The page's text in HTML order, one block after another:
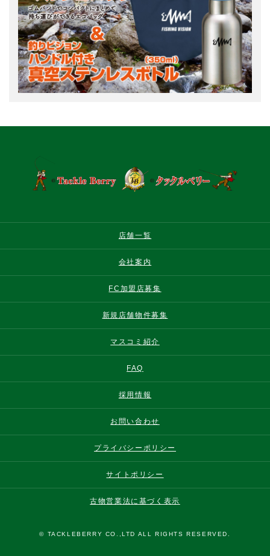
店舗一覧
会社案内
FC加盟店募集
新規店舗物件募集
マスコミ紹介
FAQ
採用情報
お問い合わせ
プライバシーポリシー
サイトポリシー
古物営業法に基づく表示
© TACKLEBERRY CO.,LTD ALL RIGHTS RESERVED.